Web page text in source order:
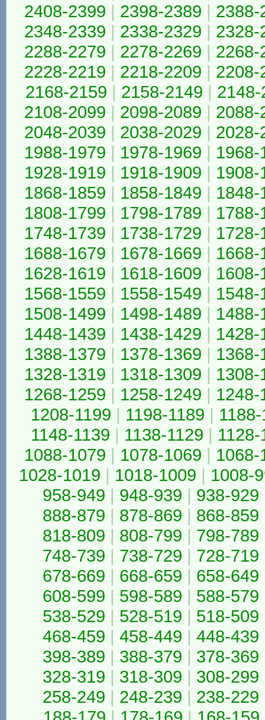
2408-2399 | 2398-2389 | 2388-
2348-2339 | 2338-2329 | 2328-
2288-2279 | 2278-2269 | 2268-
2228-2219 | 2218-2209 | 2208-
2168-2159 | 2158-2149 |
2108-2099 | 2098-2089 | 2088-
2048-2039 | 2038-2029 | 2028-
1988-1979 | 1978-1969 | 1968-
1928-1919 | 1918-1909 | 1908-
1868-1859 | 1858-1849 | 1848-
1808-1799 | 1798-1789 | 1788-
1748-1739 | 1738-1729 | 1728-
1688-1679 | 1678-1669 | 1668-
1628-1619 | 1618-1609 | 1608-
1568-1559 | 1558-1549 | 1548-
1508-1499 | 1498-1489 | 1488-
1448-1439 | 1438-1429 | 1428-
1388-1379 | 1378-1369 | 1368-
1328-1319 | 1318-1309 | 1308-
1268-1259 | 1258-1249 | 1248-
1208-1199 | 1198-1189 |
1148-1139 | 1138-1129 | 1128-
1088-1079 | 1078-1069 | 1068-
1028-1019 | 1018-1009 | 1008-
958-949 | 948-939 | 938-929
888-879 | 878-869 | 868-859
818-809 | 808-799 | 798-789
748-739 | 738-729 | 728-719
678-669 | 668-659 | 658-649
608-599 | 598-589 | 588-579
538-529 | 528-519 | 518-509
468-459 | 458-449 | 448-439
398-389 | 388-379 | 378-369
328-319 | 318-309 | 308-299
258-249 | 248-239 | 238-229